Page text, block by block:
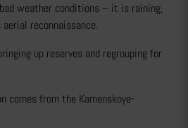
weather conditions – it is raining,
reconnaissance.
up reserves and regrouping for
comes from the Kamenskoye-